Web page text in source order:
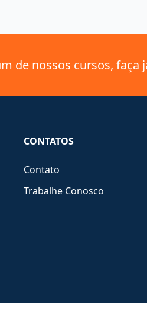
de nossos cursos, faça
CONTATOS
Contato
Trabalhe Conosco